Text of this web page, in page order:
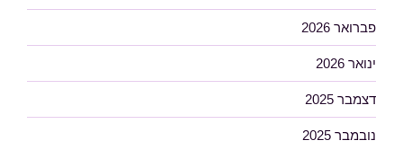
פברואר 2026
ינואר 2026
דצמבר 2025
נובמבר 2025